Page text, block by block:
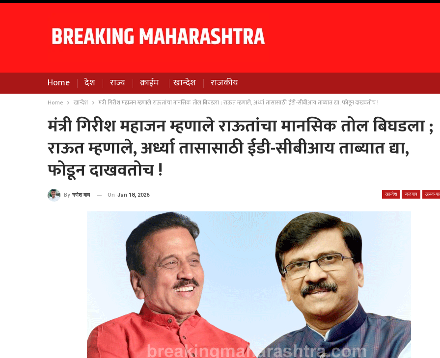
Home देश राज्य क्राईम खान्देश राजकीय
Home खान्देश मंत्री गिरीश महाजन म्हणाले राऊतांचा मानसिक तोल बिघडला ; राऊत म्हणाले, अर्ध्या तासासाठी ईडी-सीबीआय ताब्यात द्या, फोडून दाखवतोच !
मंत्री गिरीश महाजन म्हणाले राऊतांचा मानसिक तोल बिघडला ;
राऊत म्हणाले, अर्ध्या तासासाठी ईडी-सीबीआय ताब्यात द्या,
फोडून दाखवतोच !
खान्देश जळगाव ठळक
By गणेश वाघ On Jun 18, 2026